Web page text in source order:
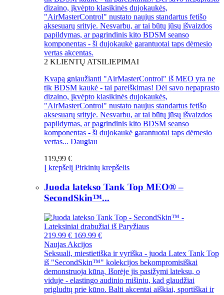
dizaino, įkvėpto klasikinės dujokaukės,
"AirMasterControl" nustato naujus standartus fetišo
aksesuarų srityje. Nesvarbu, ar tai būtų jūsų išvaizdos
papildymas, ar pagrindinis kito BDSM seanso
komponentas - ši dujokaukė garantuotai taps dėmesio
vertas akcentas.
2 KLIENTŲ ATSILIEPIMAI
Kvapą gniaužianti "AirMasterControl" iš MEO yra ne
tik BDSM kaukė - tai pareiškimas! Dėl savo nepaprasto
dizaino, įkvėpto klasikinės dujokaukės,
"AirMasterControl" nustato naujus standartus fetišo
aksesuarų srityje. Nesvarbu, ar tai būtų jūsų išvaizdos
papildymas, ar pagrindinis kito BDSM seanso
komponentas - ši dujokaukė garantuotai taps dėmesio
vertas... Daugiau
119,99 €
Į krepšelį Pirkinių krepšelis
Juoda latekso Tank Top MEO® –
SecondSkin™...
219,99 € 169,99 €
Naujas Akcijos
Seksuali, miestietiška ir vyriška - juoda Latex Tank Top
iš "SecondSkin™" kolekcijos bekompromisiškai
demonstruoja kūną. Išorėje jis pasižymi lateksu, o
viduje - elastingo audinio mišiniu, kad glaudžiai
prigludtų prie kūno. Balti akcentai aiškiai, sportiškai ir